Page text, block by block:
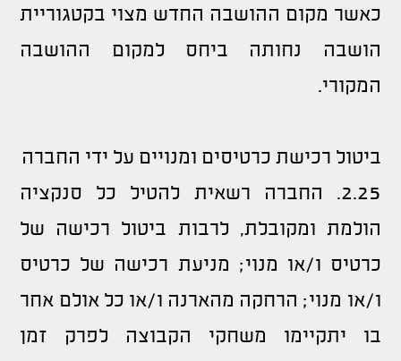
כאשר מקום ההושבה החדש מצוי בקטגוריית
הושבה נחותה ביחס למקום ההושבה
המקורי.
ביטול רכישת כרטיסים ומנויים על ידי החברה
2.25. החברה רשאית להטיל כל סנקציה
הולמת ומקובלת, לרבות ביטול רכישה של
כרטיס ו/או מנוי; מניעת רכישה של כרטיס
ו/או מנוי; הרחקה מהארנה ו/או כל אולם אחר
בו יתקיימו משחקי הקבוצה לפרק זמן